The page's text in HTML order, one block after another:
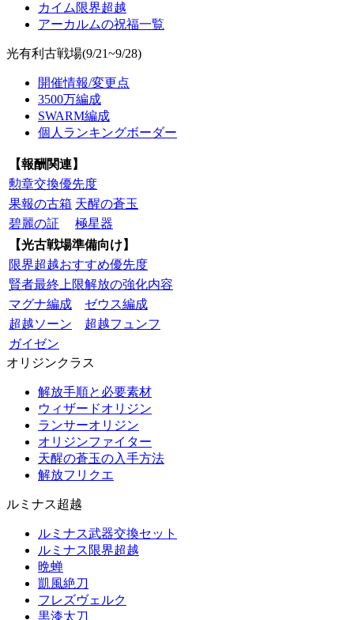
カイム限界超越
アーカルムの祝福一覧
光有利古戦場(9/21~9/28)
開催情報/変更点
3500万編成
SWARM編成
個人ランキングボーダー
【報酬関連】
勲章交換優先度
果報の古箱 天醒の蒼玉
碧麗の証
極星器
【光古戦場準備向け】
限界超越おすすめ優先度
賢者最終上限解放の強化内容
マグナ編成
ゼウス編成
超越ソーン
超越フュンフ
ガイゼン
オリジンクラス
解放手順と必要素材
ウィザードオリジン
ランサーオリジン
オリジンファイター
天醒の蒼玉の入手方法
解放フリクエ
ルミナス超越
ルミナス武器交換セット
ルミナス限界超越
晩蝉
凱風絶刀
フレズヴェルク
黒漆太刀